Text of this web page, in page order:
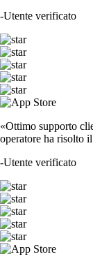
-Utente verificato
«Ottimo supporto
operatore ha risolto
-Utente verificato